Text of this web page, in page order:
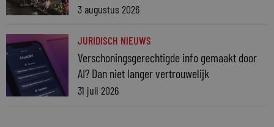
3 augustus 2026
JURIDISCH NIEUWS
Verschoningsgerechtigde info gemaakt door
AI? Dan niet langer vertrouwelijk
31 juli 2026